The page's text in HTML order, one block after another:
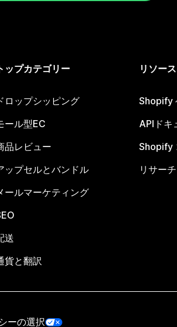
ップカテゴリー
ロップシッピング
ール型EC
品レビュー
ップセルとバンドル
ールマーケティング
送
貨と翻訳
リソース
Shopify
APIドキ
Shopify
リサーチ
ーの選択